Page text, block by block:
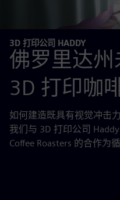
3D 打印公司 HADDY
佛罗里达
3D 打印咖
如何建造既具有视觉冲击
我们与 3D 打印公司
Coffee Roasters 的合作为